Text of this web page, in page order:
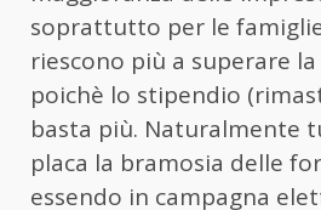
soprattutto per le
riescono più a superare
poichè lo stipendio
basta più. Naturalmente
placa la bramosia delle
essendo in campagna